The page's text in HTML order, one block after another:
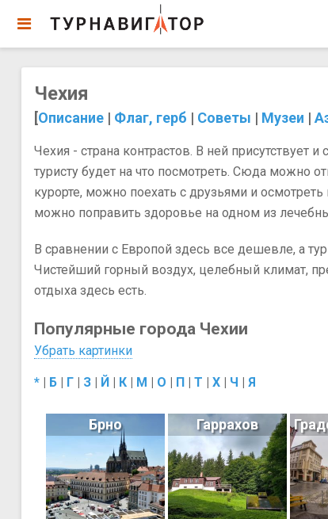
Чехия
[Описание | Флаг, герб | Советы | Музеи |
Чехия - страна контрастов. В ней
туристу будет на что посмотреть. Сюда можно
курорте, можно поехать с друзьями и
можно поправить здоровье на одном из
В сравнении с Европой здесь все дешевле, а
Чистейший горный воздух, целебный климат,
отдыха здесь есть.
Популярные города Чехии
Убрать картинки
* | Б | Г | З | Й | К | М | О | П | Т | Х | Ч | Я
Брно Гаррахов